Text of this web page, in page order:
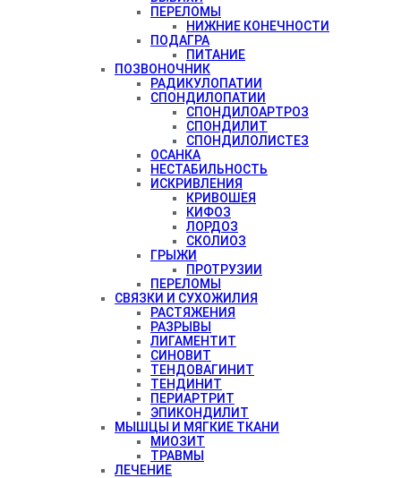
ПЕРЕЛОМЫ
НИЖНИЕ КОНЕЧНОСТИ
ПОДАГРА
ПИТАНИЕ
ПОЗВОНОЧНИК
РАДИКУЛОПАТИИ
СПОНДИЛОПАТИИ
СПОНДИЛОАРТРОЗ
СПОНДИЛИТ
СПОНДИЛОЛИСТЕЗ
ОСАНКА
НЕСТАБИЛЬНОСТЬ
ИСКРИВЛЕНИЯ
КРИВОШЕЯ
КИФОЗ
ЛОРДОЗ
СКОЛИОЗ
ГРЫЖИ
ПРОТРУЗИИ
ПЕРЕЛОМЫ
СВЯЗКИ И СУХОЖИЛИЯ
РАСТЯЖЕНИЯ
РАЗРЫВЫ
ЛИГАМЕНТИТ
СИНОВИТ
ТЕНДОВАГИНИТ
ТЕНДИНИТ
ПЕРИАРТРИТ
ЭПИКОНДИЛИТ
МЫШЦЫ И МЯГКИЕ ТКАНИ
МИОЗИТ
ТРАВМЫ
ЛЕЧЕНИЕ